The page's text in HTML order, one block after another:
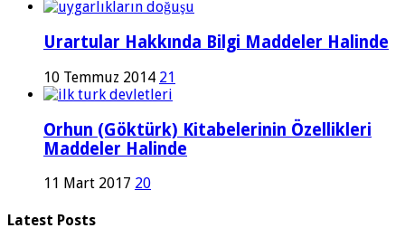
Urartular Hakkında Bilgi Maddeler Halinde
10 Temmuz 2014 21
Orhun (Göktürk) Kitabelerinin Özellikleri
Maddeler Halinde
11 Mart 2017 20
Latest Posts